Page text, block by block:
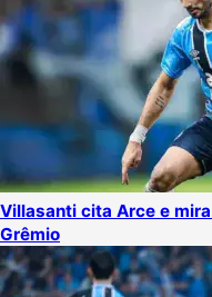
Villasanti cita Arce e
Grêmio